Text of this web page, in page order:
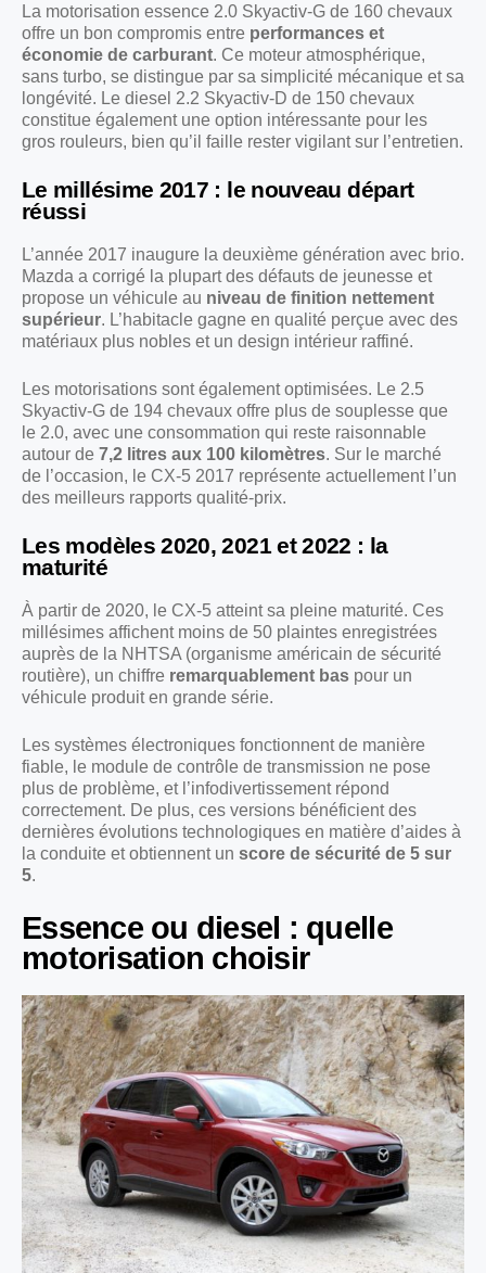
La motorisation essence 2.0 Skyactiv-G de 160 chevaux
offre un bon compromis entre performances et
économie de carburant. Ce moteur atmosphérique,
sans turbo, se distingue par sa simplicité mécanique et sa
longévité. Le diesel 2.2 Skyactiv-D de 150 chevaux
constitue également une option intéressante pour les
gros rouleurs, bien qu’il faille rester vigilant sur l’entretien.
Le millésime 2017 : le nouveau départ
réussi
L’année 2017 inaugure la deuxième génération avec brio.
Mazda a corrigé la plupart des défauts de jeunesse et
propose un véhicule au niveau de finition nettement
supérieur. L’habitacle gagne en qualité perçue avec des
matériaux plus nobles et un design intérieur raffiné.
Les motorisations sont également optimisées. Le 2.5
Skyactiv-G de 194 chevaux offre plus de souplesse que
le 2.0, avec une consommation qui reste raisonnable
autour de 7,2 litres aux 100 kilomètres. Sur le marché
de l’occasion, le CX-5 2017 représente actuellement l’un
des meilleurs rapports qualité-prix.
Les modèles 2020, 2021 et 2022 : la
maturité
À partir de 2020, le CX-5 atteint sa pleine maturité. Ces
millésimes affichent moins de 50 plaintes enregistrées
auprès de la NHTSA (organisme américain de sécurité
routière), un chiffre remarquablement bas pour un
véhicule produit en grande série.
Les systèmes électroniques fonctionnent de manière
fiable, le module de contrôle de transmission ne pose
plus de problème, et l’infodivertissement répond
correctement. De plus, ces versions bénéficient des
dernières évolutions technologiques en matière d’aides à
la conduite et obtiennent un score de sécurité de 5 sur
5.
Essence ou diesel : quelle
motorisation choisir